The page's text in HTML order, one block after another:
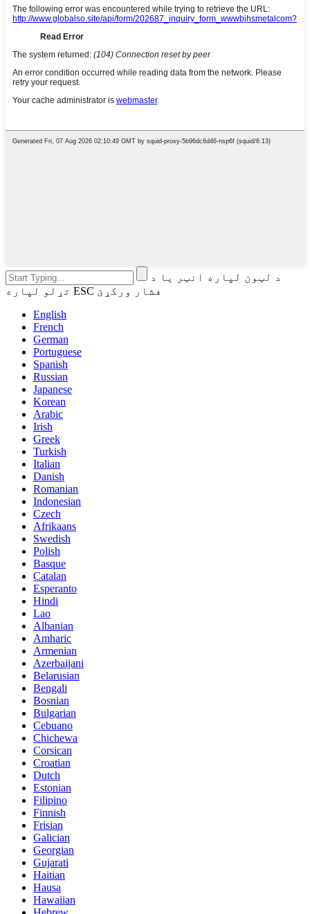
د لټون لپاره انټر یا د
تړلو لپاره ESC فشار ورکړئ
English
French
German
Portuguese
Spanish
Russian
Japanese
Korean
Arabic
Irish
Greek
Turkish
Italian
Danish
Romanian
Indonesian
Czech
Afrikaans
Swedish
Polish
Basque
Catalan
Esperanto
Hindi
Lao
Albanian
Amharic
Armenian
Azerbaijani
Belarusian
Bengali
Bosnian
Bulgarian
Cebuano
Chichewa
Corsican
Croatian
Dutch
Estonian
Filipino
Finnish
Frisian
Galician
Georgian
Gujarati
Haitian
Hausa
Hawaiian